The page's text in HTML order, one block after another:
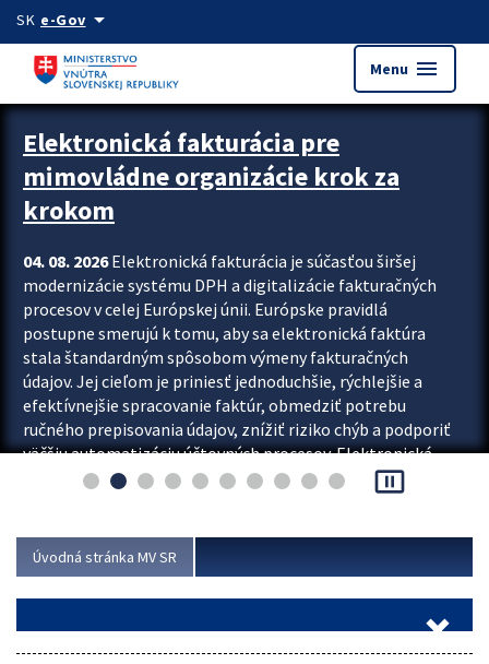
Preskocit na hlavný obsah
SK e-Govarrow_drop_down
Menu menu
Zastavit automatický posun upútavok
Elektronická fakturácia pre
mimovládne organizácie krok za
krokom
04. 08. 2026Elektronická fakturácia je súčasťou širšej
modernizácie systému DPH a digitalizácie fakturačných
procesov v celej Európskej únii. Európske pravidlá
postupne smerujú k tomu, aby sa elektronická faktúra
stala štandardným spôsobom výmeny fakturačných
údajov. Jej cieľom je priniesť jednoduchšie, rýchlejšie a
efektívnejšie spracovanie faktúr, obmedziť potrebu
ručného prepisovania údajov, znížiť riziko chýb a podporiť
väčšiu automatizáciu účtovných procesov. Elektronická
fakturácia preto nepredstavuje...
pause_presentation
Úvodná stránka MV SR